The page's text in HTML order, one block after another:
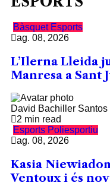
Bàsquet Esports
ag. 08, 2026
L’Ilerna Lleida
Manresa a Sant
David Bachiller Santos
2 min read
Esports Poliesportiu
ag. 08, 2026
Kasia
Ventoux i és